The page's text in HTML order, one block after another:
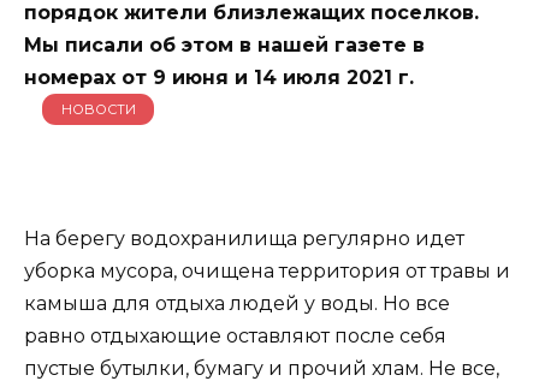
порядок жители близлежащих поселков.
Мы писали об этом в нашей газете в
номерах от 9 июня и 14 июля 2021 г.
НОВОСТИ
На берегу водохранилища регулярно идет
уборка мусора, очищена территория от травы и
камыша для отдыха людей у воды. Но все
равно отдыхающие оставляют после себя
пустые бутылки, бумагу и прочий хлам. Не все,